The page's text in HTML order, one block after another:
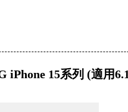
iPhone 15系列 (適用